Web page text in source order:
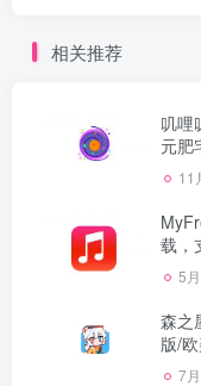
相关推荐
叽哩
元肥
11
载，
5
森之
版/
7